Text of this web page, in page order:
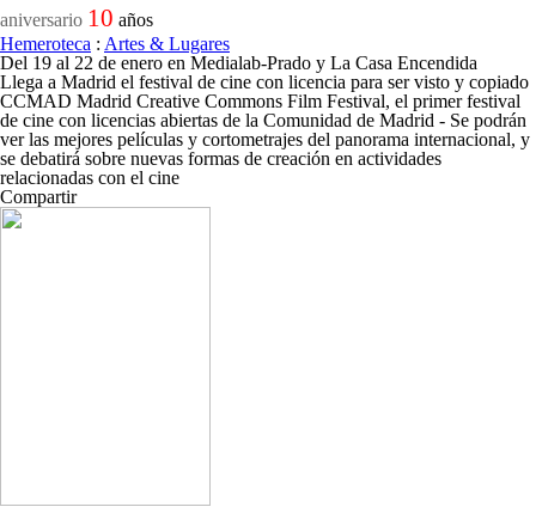
aniversario 10 años
Hemeroteca : Artes & Lugares
Del 19 al 22 de enero en Medialab-Prado y La Casa Encendida
Llega a Madrid el festival de cine con licencia para ser visto y copiado
CCMAD Madrid Creative Commons Film Festival, el primer festival
de cine con licencias abiertas de la Comunidad de Madrid - Se podrán
ver las mejores películas y cortometrajes del panorama internacional, y
se debatirá sobre nuevas formas de creación en actividades
relacionadas con el cine
Compartir